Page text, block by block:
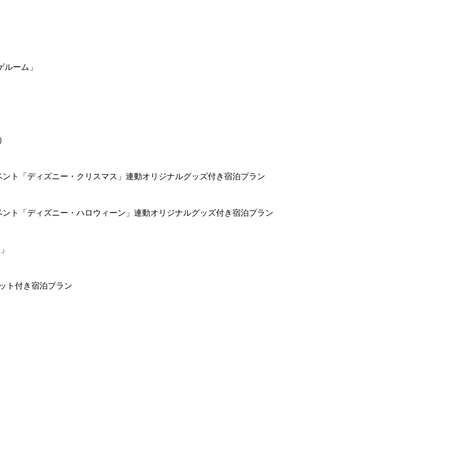
ーム」
ト「ディズニー・クリスマス」連動オリジナルグッズ付き宿泊プラン
ト「ディズニー・ハロウィーン」連動オリジナルグッズ付き宿泊プラン
ト付き宿泊プラン